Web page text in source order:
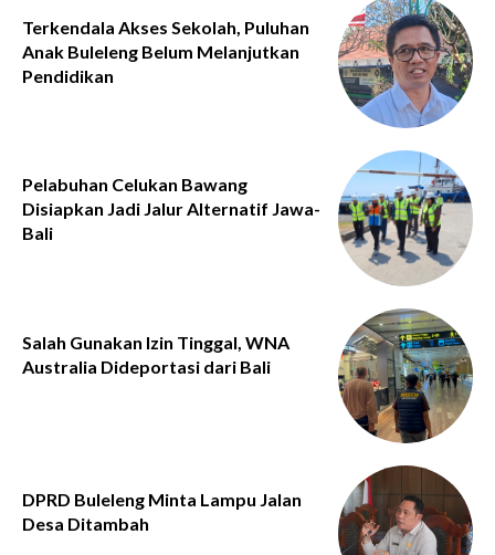
Terkendala Akses Sekolah, Puluhan
Anak Buleleng Belum Melanjutkan
Pendidikan
Pelabuhan Celukan Bawang
Disiapkan Jadi Jalur Alternatif Jawa-
Bali
Salah Gunakan Izin Tinggal, WNA
Australia Dideportasi dari Bali
DPRD Buleleng Minta Lampu Jalan
Desa Ditambah